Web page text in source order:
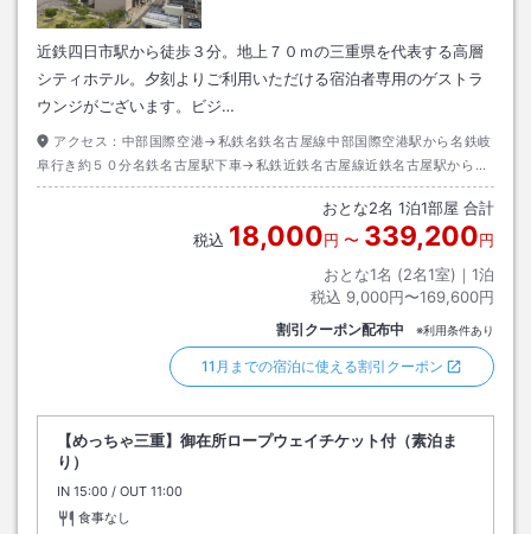
近鉄四日市駅から徒歩３分。地上７０ｍの三重県を代表する高層
シティホテル。夕刻よりご利用いただける宿泊者専用のゲストラ
ウンジがございます。ビジ…
アクセス： 中部国際空港→私鉄名鉄名古屋線中部国際空港駅から名鉄岐
阜行き約５０分名鉄名古屋駅下車→私鉄近鉄名古屋線近鉄名古屋駅から宇
治山田行き約３５分近鉄四日市駅下車北口出口→徒歩約３分
おとな2名 1泊1部屋 合計
税込 18,000円 〜 339,200円
おとな1名 (2名1室)｜ 1泊
税込 9,000円〜169,600円
割引クーポン配布中 ※利用条件あり
11月までの宿泊に使える割引クーポン
【めっちゃ三重】御在所ロープウェイチケット付（素泊ま
り）
IN チェックイン
15:00 / OUT チェックアウト
11:00
食事なし